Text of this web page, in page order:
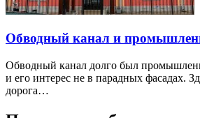
Обводный канал и
Обводный канал долго был
и его интерес не в парадных фасадах.
дорога…